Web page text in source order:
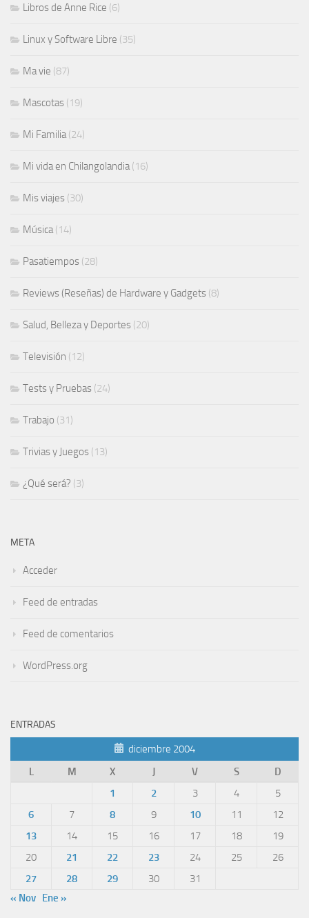
Libros de Anne Rice (6)
Linux y Software Libre (35)
Ma vie (87)
Mascotas (19)
Mi Familia(24)
Mi vida en Chilangolandia(16)
Mis viajes (30)
Música(14)
Pasatiempos (28)
Reviews (Reseñas) de Hardware y Gadgets (8)
Salud, Belleza y Deportes (20)
Televisión (12)
Tests y Pruebas (24)
Trabajo (31)
Trivias y Juegos (13)
¿Qué será? (3)
META
Acceder
Feed de entradas
Feed de comentarios
WordPress.org
ENTRADAS
diciembre 2004
L
M X J V S
D
1
2 3 4
5
6
7 8 9 10 11
12
13
14 15 16 17 18
19
20
21 22 23 24 25
26
27
28 29 30
31
« Nov
Ene »